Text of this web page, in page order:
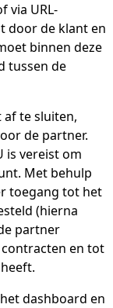
via URL-
door de klant en
binnen deze
tussen de
te sluiten,
de partner.
is vereist om
Met behulp
toegang tot het
(hierna
partner
en tot
dashboard en